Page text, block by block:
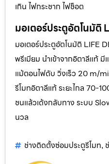
เกิน ไฟกระชาก ไฟช็อต
มอเตอร์ประตูอัตโนมัติ
มอเตอร์ประตูอัตโนมัติ LIFE
พรีเมียม นำเข้าจากอิตาลีแท้ มี
แม้ตอนไฟดับ วิ่งเร็ว 20 m/
รีโมทอิตาลีแท้ ระยะไกล 70-
ชนแล้วเด้งกลับทาง ระบบ
นวล
ช่างติดตั้งซ่อมประตูรีโมท,